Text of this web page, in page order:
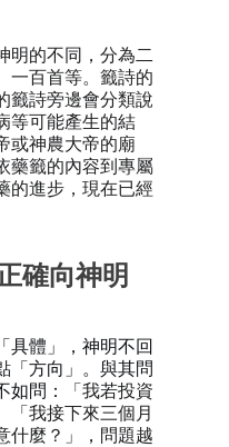
明的不同，分為二
一百首等。籤詩的
籤詩旁邊會分類說
等可能產生的結
或神農大帝的廟
藥籤的內容到專屬
的進步，現在已經
確向神明
具體」，神明不回
「方向」。與其問
如問：
「我若投資
「我接下來三個月
麼？」
， 問題越